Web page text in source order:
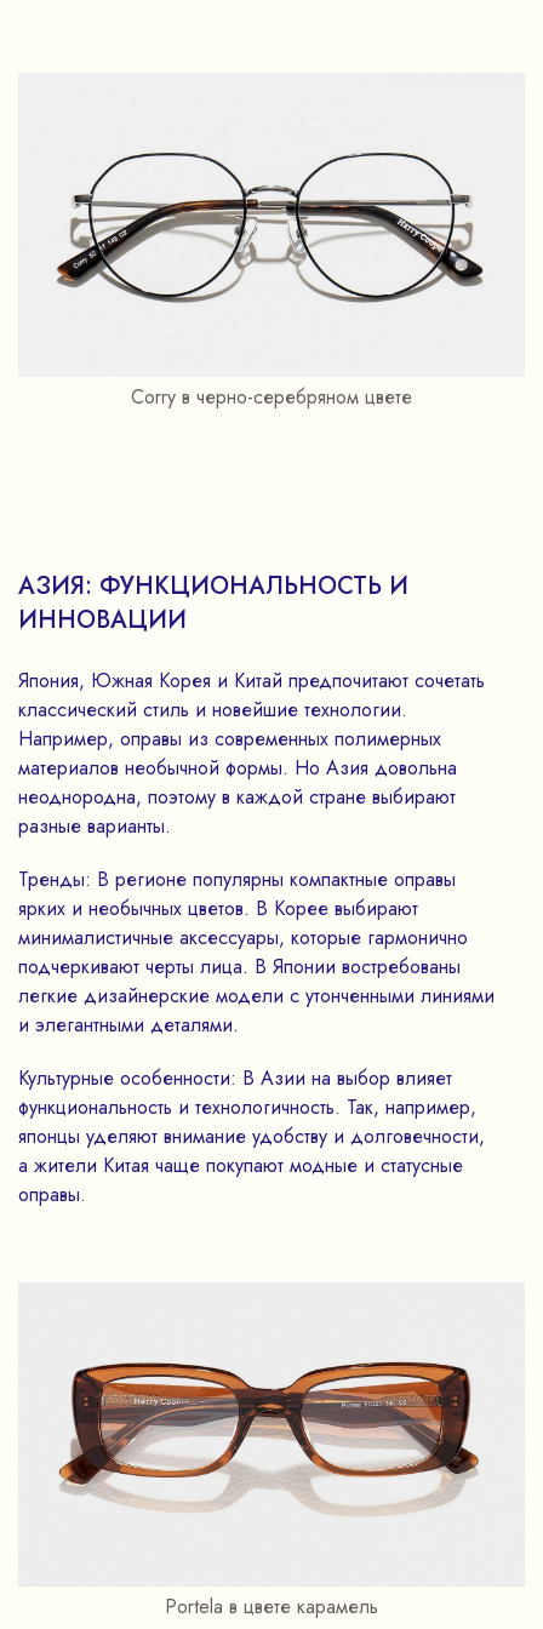
Corry в черно-серебряном цвете
Portela в цвете карамель
АЗИЯ: ФУНКЦИОНАЛЬНОСТЬ И
ИННОВАЦИИ
Япония, Южная Корея и Китай предпочитают сочетать
классический стиль и новейшие технологии.
Например, оправы из современных полимерных
материалов необычной формы. Но Азия довольна
неоднородна, поэтому в каждой стране выбирают
разные варианты.
Тренды: В регионе популярны компактные оправы
ярких и необычных цветов. В Корее выбирают
минималистичные аксессуары, которые гармонично
подчеркивают черты лица. В Японии востребованы
легкие дизайнерские модели с утонченными линиями
и элегантными деталями.
Культурные особенности: В Азии на выбор влияет
функциональность и технологичность. Так, например,
японцы уделяют внимание удобству и долговечности,
а жители Китая чаще покупают модные и статусные
оправы.